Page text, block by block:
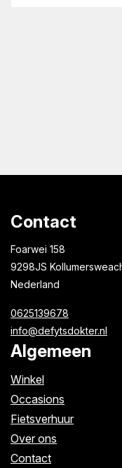
Contact
Foarwei 158
9298JS
Nederland
0625139678
info@defytsdokter.nl
Algemeen
Winkel
Occasions
Fietsverhuur
Over ons
Contact